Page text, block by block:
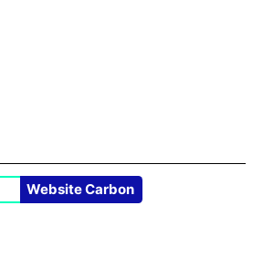
Website Carbon